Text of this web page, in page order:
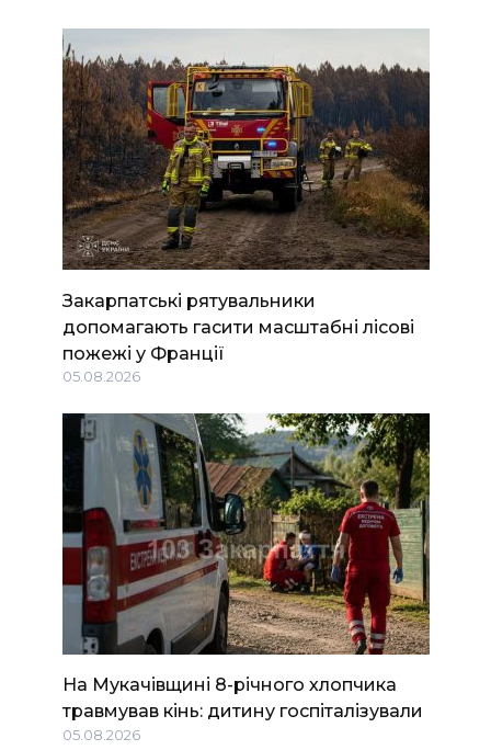
Закарпатські рятувальники
допомагають гасити масштабні лісові
пожежі у Франції
05.08.2026
На Мукачівщині 8-річного хлопчика
травмував кінь: дитину госпіталізували
05.08.2026